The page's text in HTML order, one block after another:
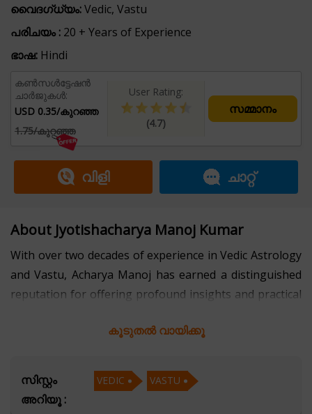
വൈദഗ്ധ്യം:Vedic, Vastu
പരിചയം : 20 + Years of Experience
ഭാഷ: Hindi
കൺസൾട്ടേഷൻ
ചാർജുകൾ:
USD 0.35/കുറഞ്ഞ
1.75/കുറഞ്ഞ
User Rating:
(4.7)
സമ്മാനം
വിളി ചാറ്റ്
About Jyotishacharya Manoj Kumar
With over two decades of experience in Vedic Astrology
and Vastu, Acharya Manoj has earned a distinguished
reputation for offering profound insights and practical
Astrology enables him to provide accurate predictions
concerns, including career, relationships, health, and
spiritual growth.
കൂടുതൽ വായിക്കൂ
സിസ്റ്റം
അറിയൂ :
VEDIC VASTU